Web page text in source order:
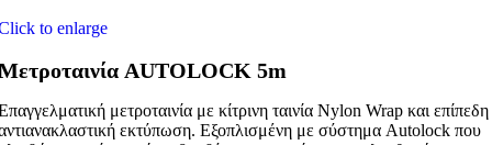
to enlarge
AUTOLOCK 5m
μετροταινία με κίτρινη ταινία Nylon Wrap και επίπεδη
εκτύπωση. Εξοπλισμένη με σύστημα Autolock που